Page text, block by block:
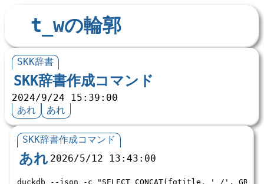
t_wの輪郭
SKK辞書
SKK辞書作成コマンド
2024/9/24 15:39:00
あれ
あれ
SKK辞書作成コマンド
あれ 2026/5/12 13:43:00
duckdb --json -c "SELECT CONCAT(fgtitle, ' /',